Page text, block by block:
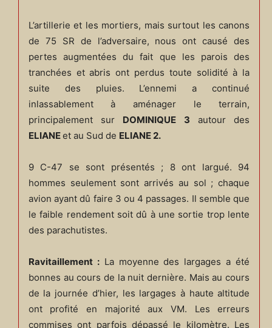
L’artillerie et les mortiers, mais surtout les canons
de 75 SR de l’adversaire, nous ont causé des
pertes augmentées du fait que les parois des
tranchées et abris ont perdus toute solidité à la
suite des pluies. L’ennemi a continué
inlassablement à aménager le terrain,
principalement sur DOMINIQUE 3 autour des
ELIANEet au Sud de ELIANE 2.
9 C-47 se sont présentés ; 8 ont largué. 94
hommes seulement sont arrivés au sol ; chaque
avion ayant dû faire 3 ou 4 passages. Il semble que
le faible rendement soit dû à une sortie trop lente
des parachutistes.
Ravitaillement :La moyenne des largages a été
bonnes au cours de la nuit dernière. Mais au cours
de la journée d’hier, les largages à haute altitude
ont profité en majorité aux VM. Les erreurs
commises ont parfois dépassé le kilomètre. Les